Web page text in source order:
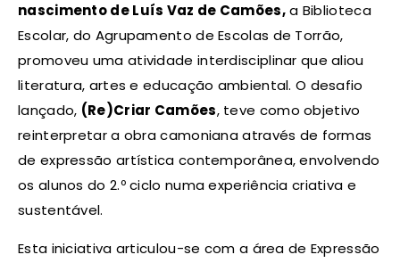
nascimento de Luís Vaz de Camões,a Biblioteca
Escolar, do Agrupamento de Escolas de Torrão,
promoveu uma atividade interdisciplinar que aliou
literatura, artes e educação ambiental. O desafio
lançado, (Re)Criar Camões, teve como objetivo
reinterpretar a obra camoniana através de formas
de expressão artística contemporânea, envolvendo
os alunos do 2.º ciclo numa experiência criativa e
sustentável.
Esta iniciativa articulou-se com a área de Expressão